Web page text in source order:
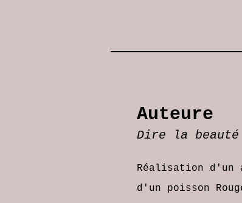
Auteure
Dire la
Réalisation d'un
d'un poisson